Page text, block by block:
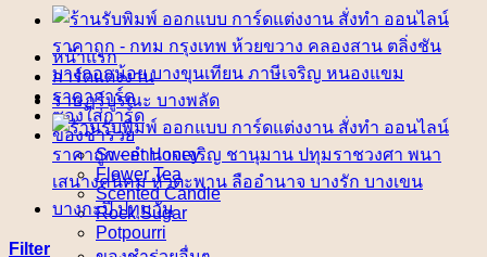
หน้าแรก
การ์ดแต่งงาน
ราคาการ์ด
ซองใส่การ์ด
ของชำร่วย
Sweet Honey
Flower Tea
Scented Candle
Rock Sugar
Potpourri
Filter